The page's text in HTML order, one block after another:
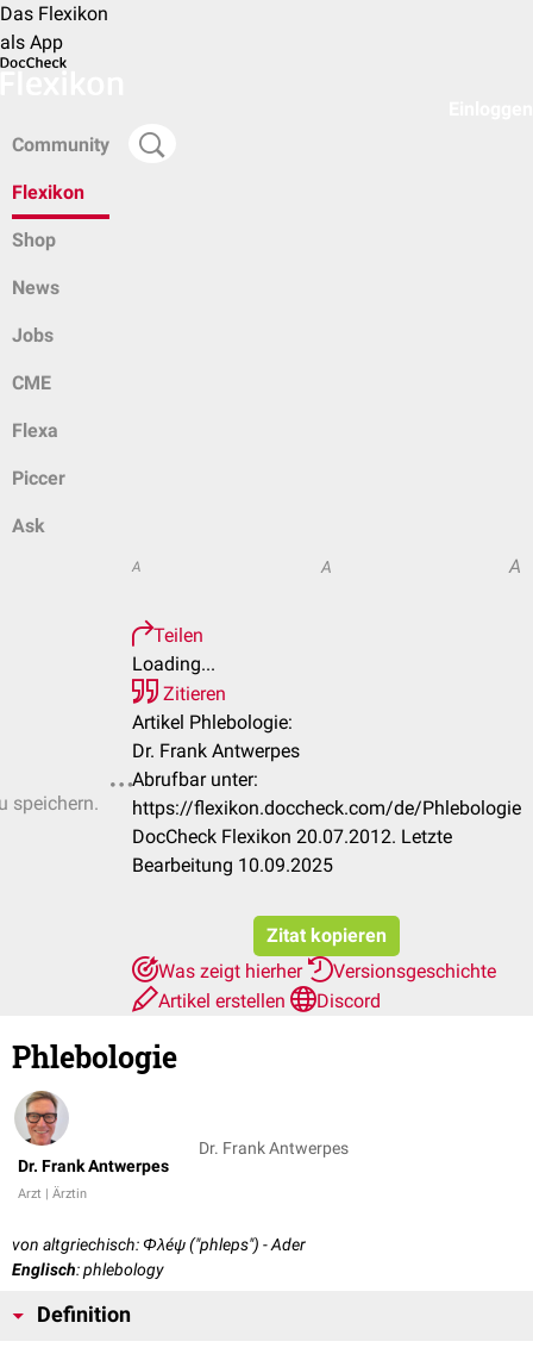
Das Flexikon
als App
Community
Flexikon
Shop
News
Jobs
CME
Flexa
Piccer
Ask
speichern.
A A A
Teilen
Loading...
Zitieren
Artikel Phlebologie:
Dr. Frank Antwerpes
Abrufbar unter:
https://flexikon.doccheck.com/de/Phlebologie
DocCheck Flexikon 20.07.2012. Letzte
Bearbeitung 10.09.2025
Zitat kopieren
Was zeigt hierher
Versionsgeschichte
Artikel erstellen
Discord
Phlebologie
Dr. Frank Antwerpes
Arzt | Ärztin
Dr. Frank Antwerpes
von altgriechisch: Φλéψ ("phleps") - Ader
Englisch: phlebology
Definition